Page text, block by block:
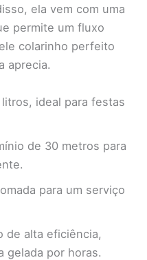
ela vem com uma
permite um fluxo
colarinho perfeito
aprecia.
ideal para festas
de 30 metros para
para um serviço
de alta eficiência,
gelada por horas.